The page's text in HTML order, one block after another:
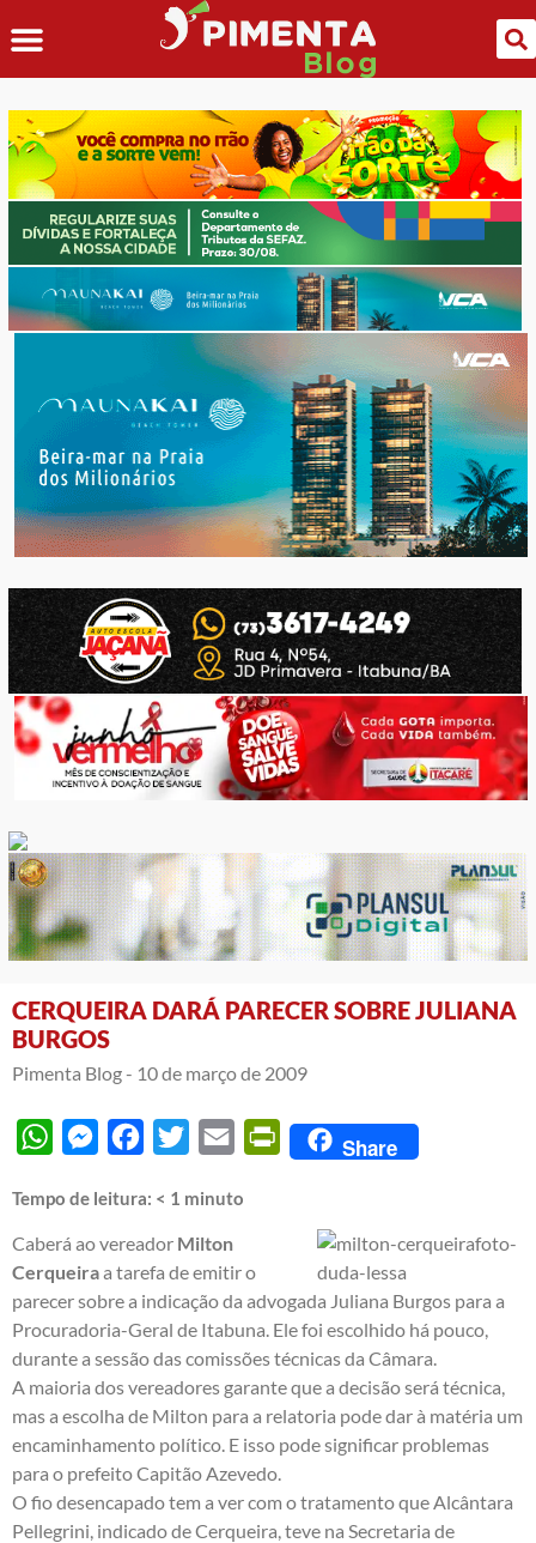
CERQUEIRA DARÁ PARECER SOBRE JULIANA
BURGOS
Pimenta Blog - 10 de março de 2009
WhatsAppMessengerFacebook
Twitter Email PrintFriendly
Share
Tempo de leitura: < 1 minuto
Caberá ao vereador Milton
Cerqueiraa tarefa de emitir o
parecer sobre a indicação da advogada Juliana Burgos para a
Procuradoria-Geral de Itabuna. Ele foi escolhido há pouco,
durante a sessão das comissões técnicas da Câmara.
A maioria dos vereadores garante que a decisão será técnica,
mas a escolha de Milton para a relatoria pode dar à matéria um
encaminhamento político. E isso pode significar problemas
para o prefeito Capitão Azevedo.
O fio desencapado tem a ver com o tratamento que Alcântara
Pellegrini, indicado de Cerqueira, teve na Secretaria de